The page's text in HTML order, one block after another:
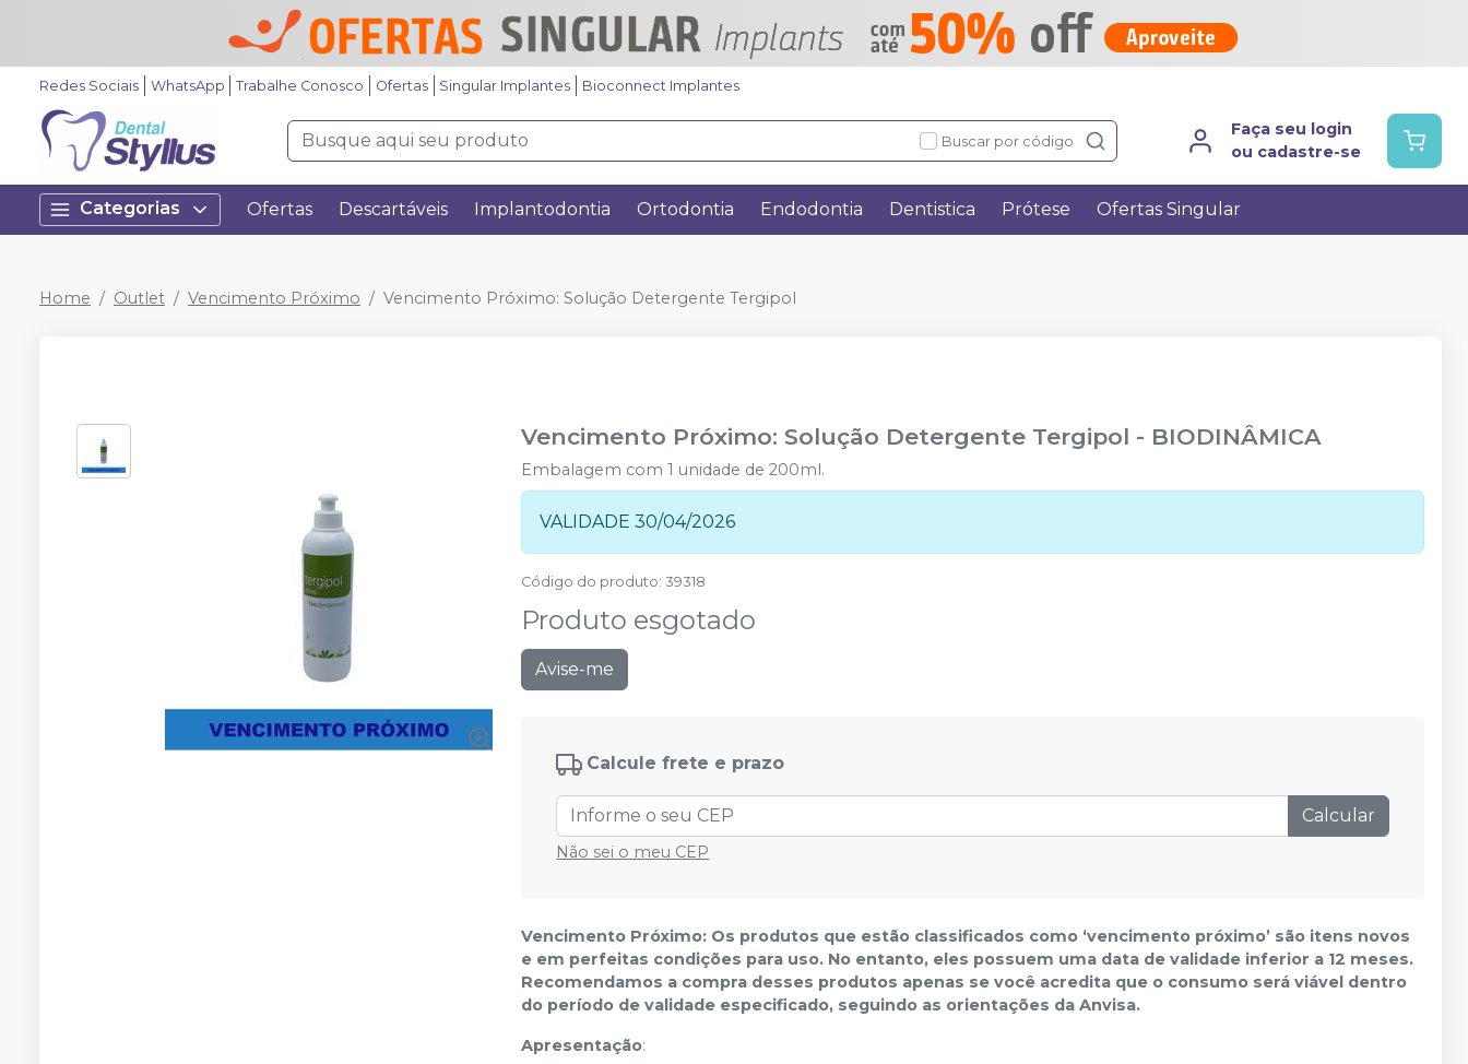
Redes Sociais WhatsApp Trabalhe Conosco Ofertas Singular Implantes Bioconnect Implantes
Buscar por código
Faça seu login
ou cadastre-se
Categorias Ofertas Descartáveis Implantodontia Ortodontia Endodontia Dentistica Prótese Ofertas Singular
Home Outlet Vencimento Próximo Vencimento Próximo: Solução Detergente Tergipol
Vencimento Próximo: Solução Detergente Tergipol - BIODINÂMICA
Embalagem com 1 unidade de 200ml.
VALIDADE 30/04/2026
Código do produto:39318
Produto esgotado
Avise-me
Calcule frete e prazo
Calcular
Não sei o meu CEP
Vencimento Próximo: Os produtos que estão classificados como ‘vencimento próximo’ são itens novos
e em perfeitas condições para uso. No entanto, eles possuem uma data de validade inferior a 12 meses.
Recomendamos a compra desses produtos apenas se você acredita que o consumo será viável dentro
do período de validade especificado, seguindo as orientações da Anvisa.
Apresentação: